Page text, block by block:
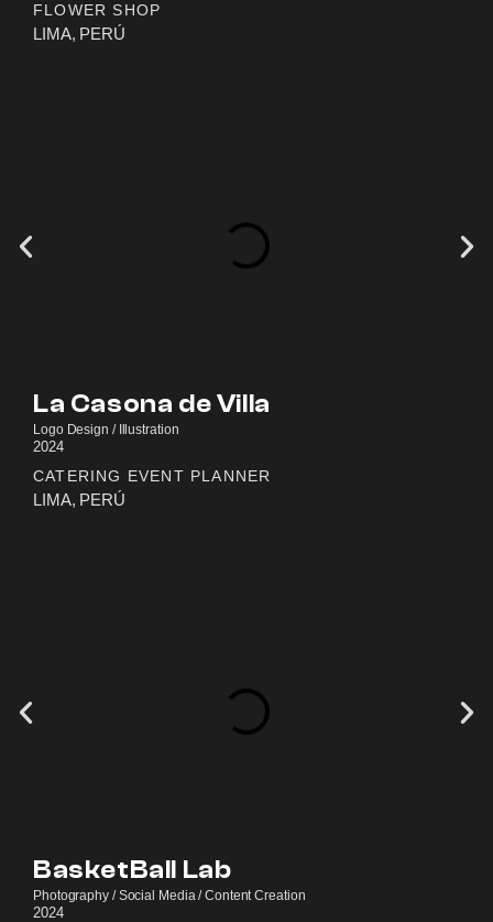
FLOWER SHOP
LIMA, PERÚ
La Casona de Villa
Logo Design / Illustration
2024
CATERING EVENT PLANNER
LIMA, PERÚ
BasketBall Lab
Photography / Social Media / Content Creation
2024